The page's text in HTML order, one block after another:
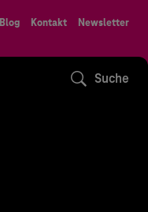
Blog Kontakt Newsletter
Suche